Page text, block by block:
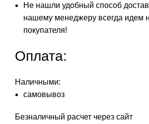
Не нашли удобный способ
нашему менеджеру всегда идем
покупателя!
Оплата:
Наличными:
самовывоз
Безналичный расчет через сайт